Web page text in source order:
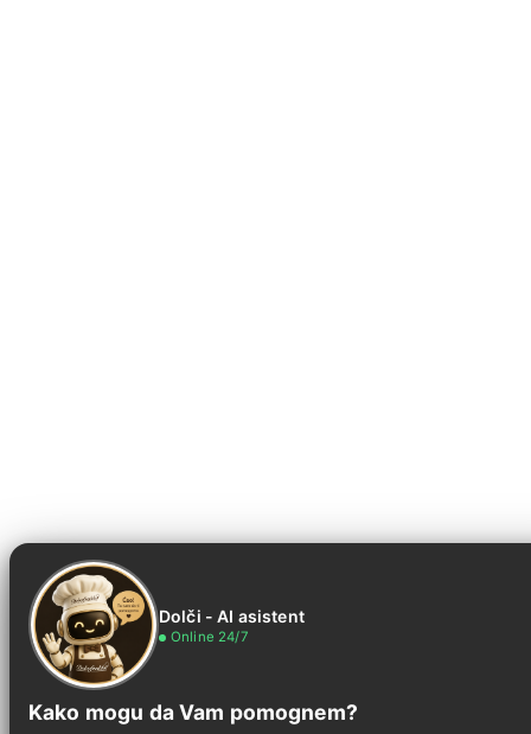
Dolči - AI asistent
Online 24/7
Kako mogu da Vam pomognem?